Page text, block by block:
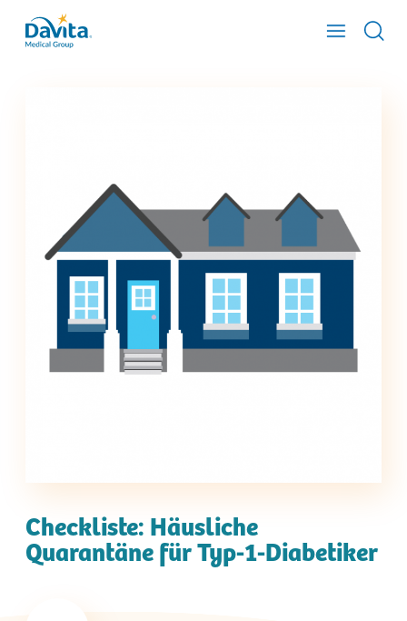
Checkliste: Häusliche
Quarantäne für Typ-1-Diabetiker